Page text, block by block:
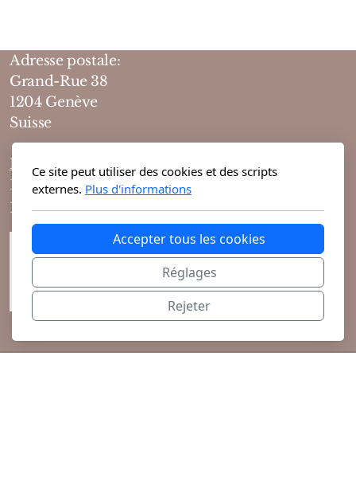
Adresse postale:
Grand-Rue 38
1204 Genève
Suisse
Horaires d'ouvertures :
10h-19h du lundi au vendredi
10h-18h le samedi
Ce site peut utiliser des cookies et des scripts
externes. Plus d'informations
Accepter tous les cookies
Réglages
Rejeter
Pour Lui
Pour Elle
Mixte
Bougies
Diffuseurs
Cosmétiques